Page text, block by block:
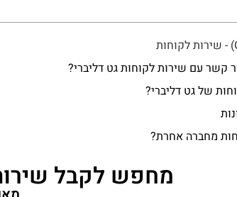
for Roblox Survival Horror! - Game Rant
פורסם בתאריך 22-11-2025
Crowds and Save Time - Good Housekeeping
פורסם בתאריך 19-11-2025
if You Lose SNAP Benefits - People.com
פורסם בתאריך 05-11-2025
Day Delivery Fact Sheet - Target Corporation
פורסם בתאריך 31-10-2025